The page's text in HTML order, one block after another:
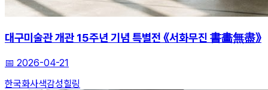
대구미술관 개관 15주년 기념 특별전 《서화무진 書畵無盡》
📅 2026-04-21
한국화사색감성힐링